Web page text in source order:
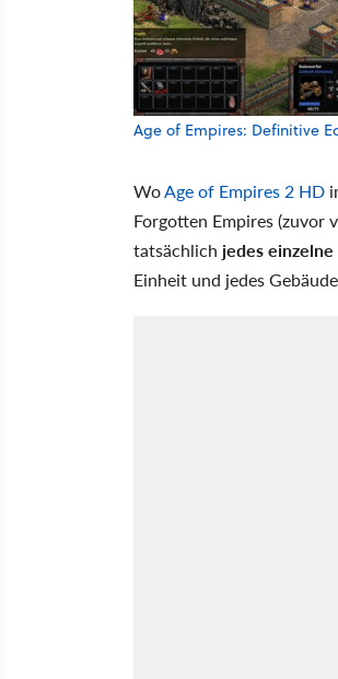
Age of Empires: Definitive
WoAge of Empires 2 HD
Forgotten Empires
tatsächlich jedes
Einheit und jedes